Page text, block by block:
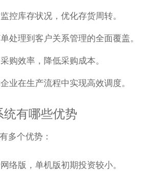
控库存状况，优化存货周转。
处理到客户关系管理的全面覆盖。
购效率，降低采购成本。
业在生产流程中实现高效调度。
有哪些优势
多个优势：
络版，单机版初期投资较小。